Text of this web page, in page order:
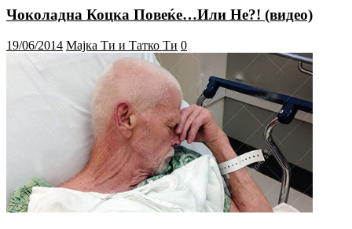
Чоколадна Коцка Повеќе…Или Не?! (видео)
19/06/2014 Мајка Ти и Татко Ти 0